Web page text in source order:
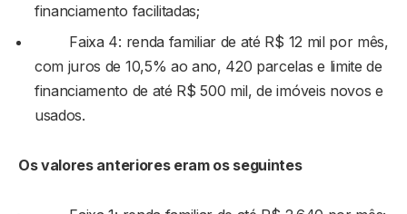
financiamento facilitadas;
Faixa 4: renda familiar de até R$ 12 mil por mês,
com juros de 10,5% ao ano, 420 parcelas e limite de
financiamento de até R$ 500 mil, de imóveis novos e
usados.
Os valores anteriores eram os seguintes